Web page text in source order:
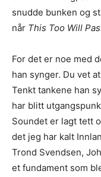
snudde bunken og
når This Too Will
For det er noe med
han synger. Du vet
Tenkt tankene han
har blitt
Soundet er lagt tett
det jeg har kalt
Trond Svendsen,
et fundament som